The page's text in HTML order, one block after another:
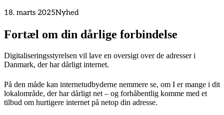
18. marts 2025Nyhed
Fortæl om din dårlige forbindelse
Digitaliseringsstyrelsen vil lave en oversigt over de adresser i
Danmark, der har dårligt internet.
På den måde kan internetudbyderne nemmere se, om I er mange i dit
lokalområde, der har dårligt net – og forhåbentlig komme med et
tilbud om hurtigere internet på netop din adresse.